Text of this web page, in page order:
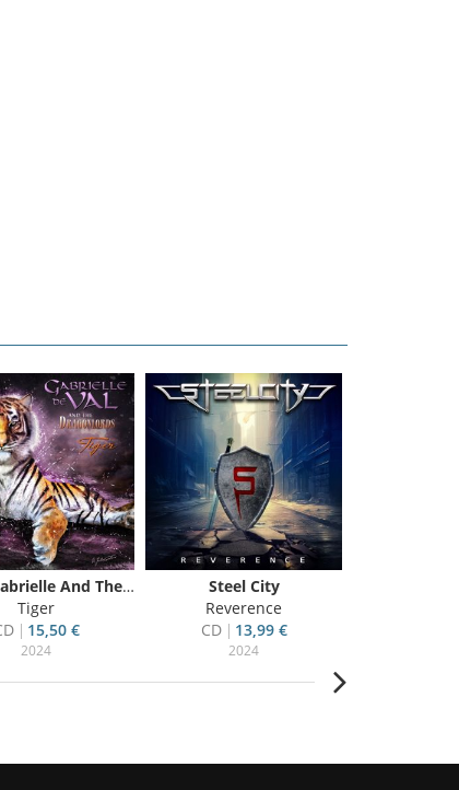
De Val Gabrielle And The Dragonlords
Tiger
15,50 €
2024
Steel City
Reverence
CD
13,99 €
2024